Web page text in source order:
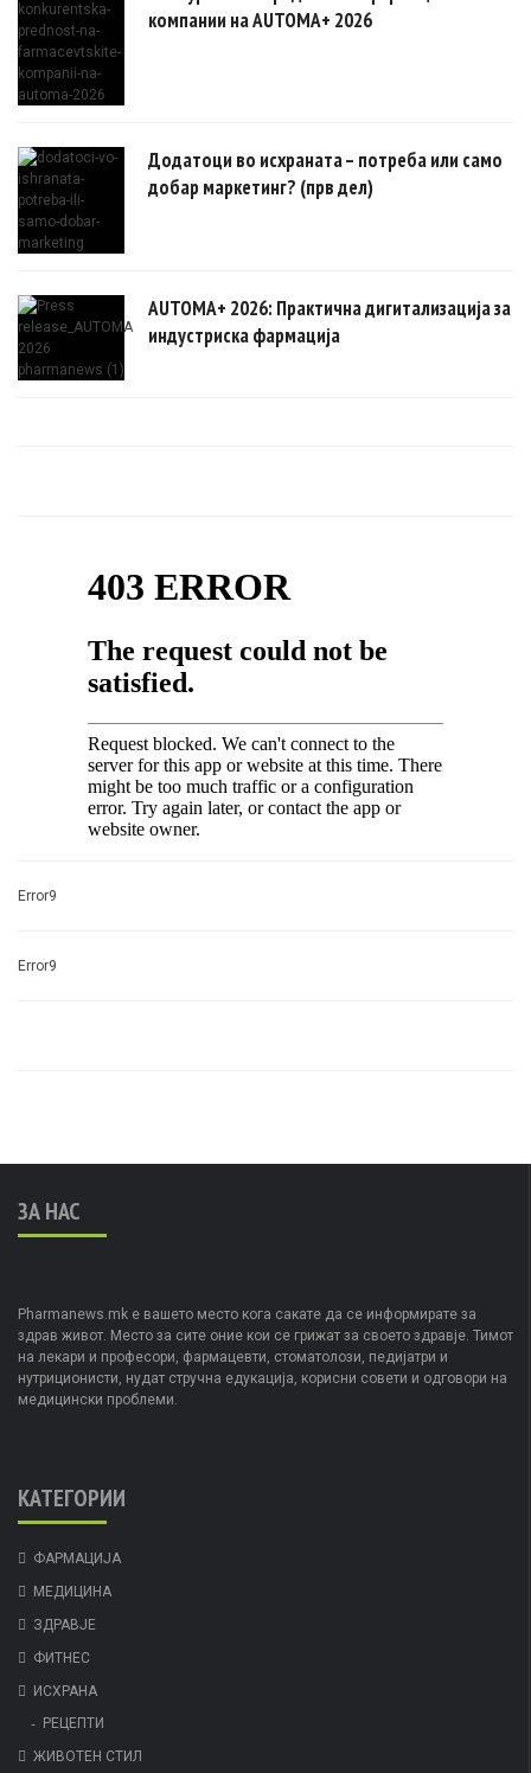
компании на AUTOMA+ 2026
Додатоци во исхраната – потреба или само
добар маркетинг? (прв дел)
AUTOMA+ 2026: Практична дигитализација за
индустриска фармација
Error9
Error9
ЗА НАС
Pharmanews.mk е вашето место кога сакате да се информирате за
здрав живот. Место за сите оние кои се грижат за своето здравје. Тимот
на лекари и професори, фармацевти, стоматолози, педијатри и
нутриционисти, нудат стручна едукација, корисни совети и одговори на
медицински проблеми.
КАТЕГОРИИ
ФАРМАЦИЈА
МЕДИЦИНА
ЗДРАВЈЕ
ФИТНЕС
ИСХРАНА
РЕЦЕПТИ
ЖИВОТЕН СТИЛ